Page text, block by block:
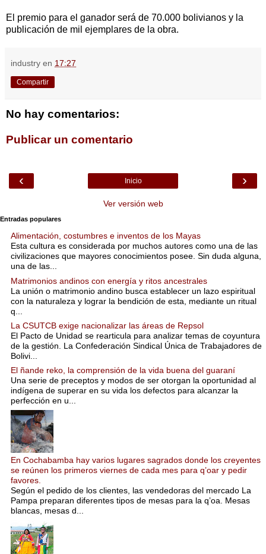
El premio para el ganador será de 70.000 bolivianos y la
publicación de mil ejemplares de la obra.
industry en 17:27
Compartir
No hay comentarios:
Publicar un comentario
‹ ›
Inicio
Ver versión web
Entradas populares
Alimentación, costumbres e inventos de los Mayas
Esta cultura es considerada por muchos autores como una de las
civilizaciones que mayores conocimientos posee. Sin duda alguna,
una de las...
Matrimonios andinos con energía y ritos ancestrales
La unión o matrimonio andino busca establecer un lazo espiritual
con la naturaleza y lograr la bendición de esta, mediante un ritual
q...
La CSUTCB exige nacionalizar las áreas de Repsol
El Pacto de Unidad se rearticula para analizar temas de coyuntura
de la gestión. La Confederación Sindical Única de Trabajadores de
Bolivi...
El ñande reko, la comprensión de la vida buena del guaraní
Una serie de preceptos y modos de ser otorgan la oportunidad al
indígena de superar en su vida los defectos para alcanzar la
perfección en u...
En Cochabamba hay varios lugares sagrados donde los creyentes
se reúnen los primeros viernes de cada mes para q’oar y pedir
favores.
Según el pedido de los clientes, las vendedoras del mercado La
Pampa preparan diferentes tipos de mesas para la q’oa. Mesas
blancas, mesas d...